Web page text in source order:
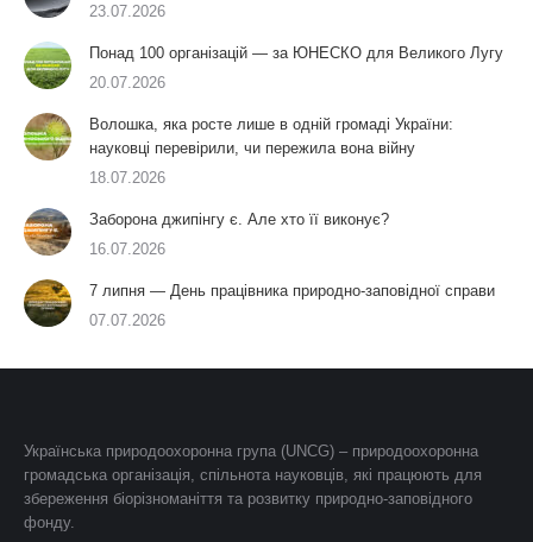
23.07.2026
Понад 100 організацій — за ЮНЕСКО для Великого Лугу
20.07.2026
Волошка, яка росте лише в одній громаді України:
науковці перевірили, чи пережила вона війну
18.07.2026
Заборона джипінгу є. Але хто її виконує?
16.07.2026
7 липня — День працівника природно-заповідної справи
07.07.2026
Українська природоохоронна група (UNCG) – природоохоронна
громадська організація, спільнота науковців, які працюють для
збереження біорізноманіття та розвитку природно-заповідного
фонду.